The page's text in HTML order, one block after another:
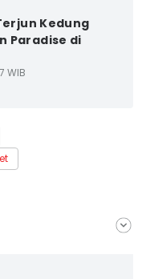
Kedung
Paradise di
WIB